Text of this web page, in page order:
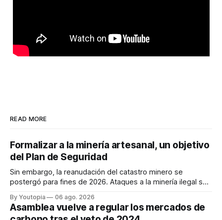
READ MORE
Formalizar a la minería artesanal, un objetivo
del Plan de Seguridad
Sin embargo, la reanudación del catastro minero se
postergó para fines de 2026. Ataques a la minería ilegal se
By Youtopia 06 ago. 2026
Asamblea vuelve a regular los mercados de